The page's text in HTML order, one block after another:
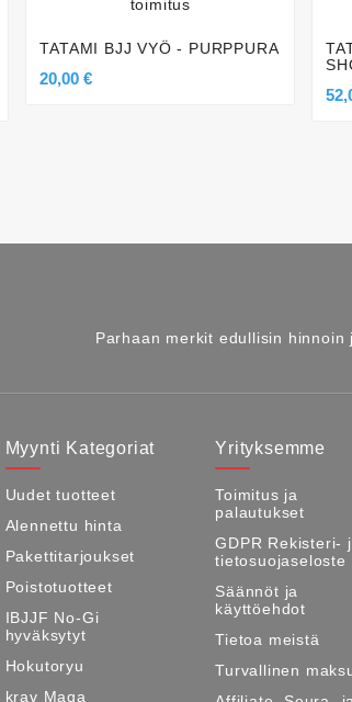
TATAMI BJJ VYÖ - PURPPURA
20,00 €
Parhaan merkit edullisin hinnoin
Myynti Kategoriat
Uudet tuotteet
Alennettu hinta
Pakettitarjoukset
Poistotuotteet
IBJJF No-Gi
hyväksytyt
Hokutoryu
krav Maga
Yrityksemme
Toimitus ja
palautukset
GDPR Rekisteri-
tietosuojaseloste
Säännöt ja
käyttöehdot
Tietoa meistä
Turvallinen